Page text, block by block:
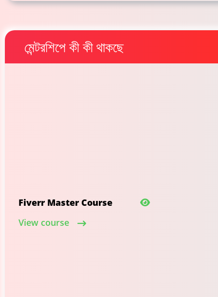
মেন্টরশিপে কী কী থাকছে
Fiverr Master Course
View course